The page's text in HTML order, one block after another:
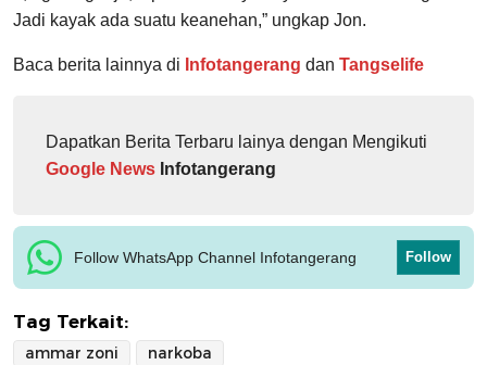
Jadi kayak ada suatu keanehan,” ungkap Jon.
Baca berita lainnya di Infotangerang dan Tangselife
Dapatkan Berita Terbaru lainya dengan Mengikuti
Google News Infotangerang
Follow WhatsApp Channel Infotangerang Follow
Tag Terkait:
ammar zoni narkoba